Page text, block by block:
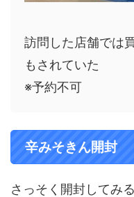
訪問した店舗では
もされていた
※予約不可
辛みそきん開封
さっそく開封してみ